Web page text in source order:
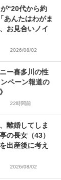
“20代から約
あんたはわがま
お見合いノイ
2026/08/02
ー喜多川の性
ペーン報道の
22時間前
離婚してしま
の長女（43）
出産後に考え
2026/08/02